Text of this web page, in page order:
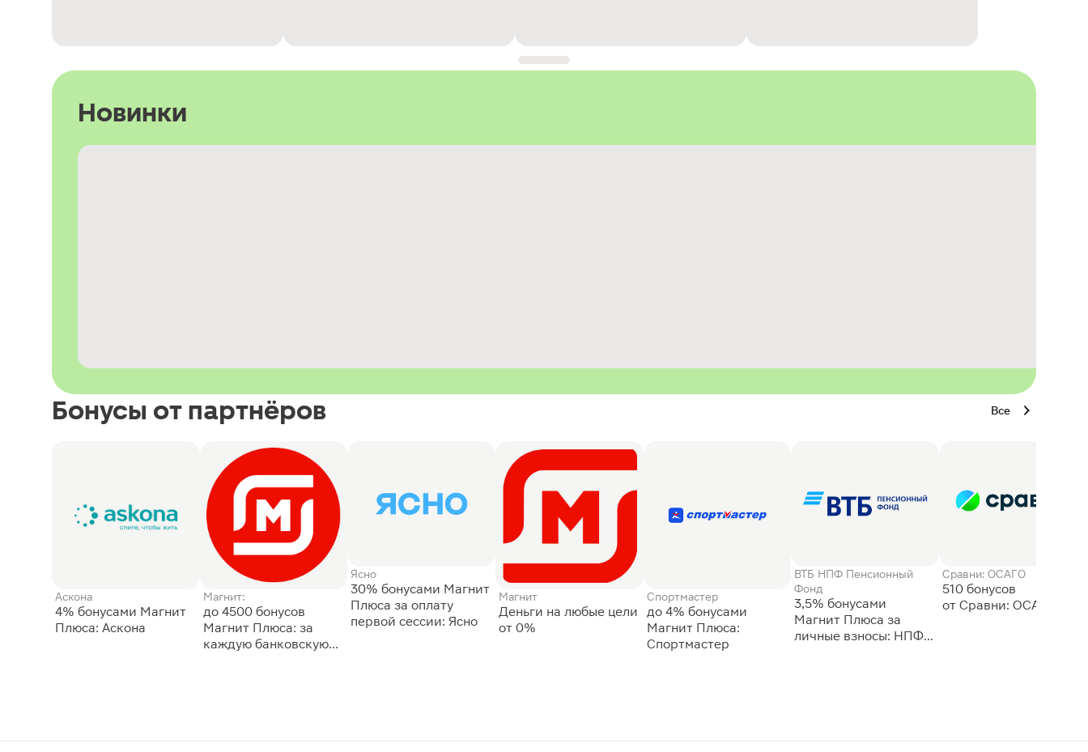
Новинки
Бонусы от партнёров Все
Аскона
4% бонусами Магнит
Плюса: Аскона
Магнит:
до 4500 бонусов
Магнит Плюса: за
каждую банковскую
Ясно
30% бонусами Магнит
Плюса за оплату
первой сессии: Ясно
Магнит
Деньги на любые цели
от 0%
Спортмастер
до 4% бонусами
Магнит Плюса:
Спортмастер
ВТБ НПФ Пенсионный
Фонд
3,5% бонусами
Магнит Плюса за
личные взносы: НПФ
Сравни: ОСАГО
510 бонусов